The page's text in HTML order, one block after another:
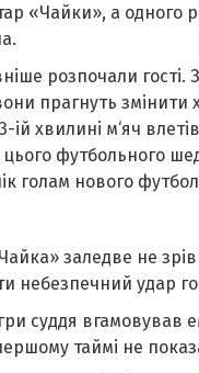
«Чайки», а одного
розпочали гості.
прагнуть змінити
ій хвилині м‘яч
футбольного
голам нового
заледве не
небезпечний удар
суддя вгамовував
таймі не